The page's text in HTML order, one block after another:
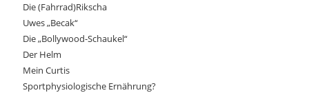
Die (Fahrrad)Rikscha
Uwes „Becak“
Die „Bollywood-Schaukel“
Der Helm
Mein Curtis
Sportphysiologische Ernährung?